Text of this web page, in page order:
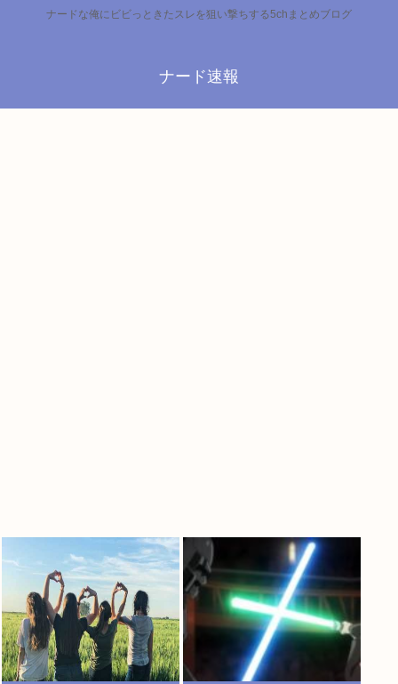
ナードな俺にビビっときたスレを狙い撃ちする5chまとめブログ
ナード速報